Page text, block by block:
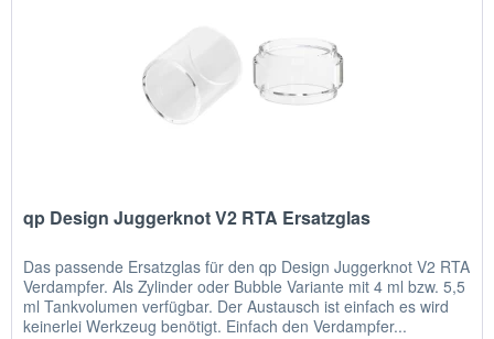
qp Design Juggerknot V2 RTA Ersatzglas
Das passende Ersatzglas für den qp Design Juggerknot V2 RTA
Verdampfer. Als Zylinder oder Bubble Variante mit 4 ml bzw. 5,5
ml Tankvolumen verfügbar. Der Austausch ist einfach es wird
keinerlei Werkzeug benötigt. Einfach den Verdampfer...